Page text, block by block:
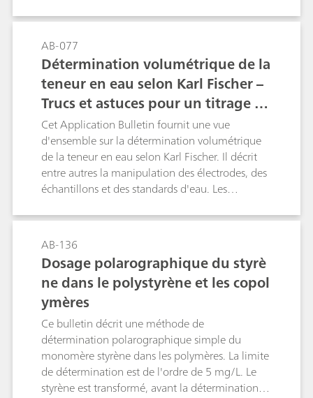
groupes carboxyles; acide perchlorique pour les
groupes terminaux amino), il est possible
d'obtenir une amélioration remarquable.En
choisissant l'alcool benzylique comme solvant, il
est également possible d'obtenir une
amélioration de l'évaluation des résultats.Il faut
également prêter une attention particulière à la
combinaison des électrodes et à la configuration
de la chaine de mesure. La potentiométrie
différentielle avec la technique à trois électrodes
permet d'obtenir une amélioration significative
lors de titrages dans des solutions de faible
conductivité. Les interférences des signaux sont
AB-077
Détermination volumétrique de la
teneur en eau selon Karl Fischer –
Trucs et astuces pour un titrage Ka
rl Fischer volumétrique
Cet Application Bulletin fournit une vue
d'ensemble sur la détermination volumétrique
de la teneur en eau selon Karl Fischer. Il décrit
entre autres la manipulation des électrodes, des
échantillons et des standards d'eau. Les
conformes à la norme ASTM E203.
AB-136
Dosage polarographique du styrè
ne dans le polystyrène et les copol
ymères
Ce bulletin décrit une méthode de
détermination polarographique simple du
monomère styrène dans les polymères. La limite
de détermination est de l'ordre de 5 mg/L. Le
styrène est transformé, avant la détermination,